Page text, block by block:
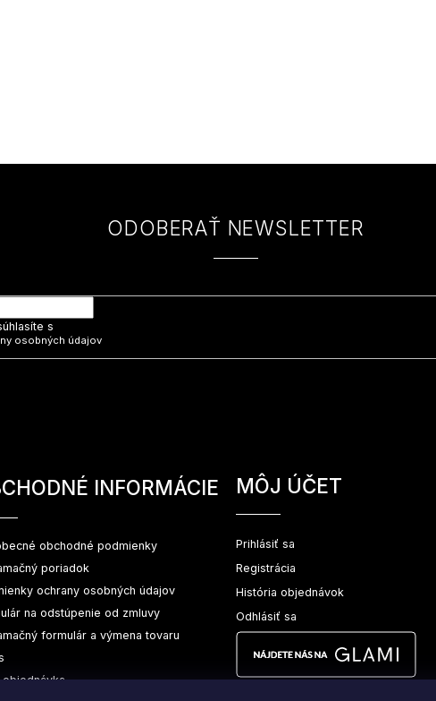
ODOBERAŤ NEWSLETTER
s
osobných údajov
INFORMÁCIE
obchodné podmienky
poriadok
ochrany osobných údajov
na odstúpenie od zmluvy
formulár a výmena tovaru
MÔJ ÚČET
Prihlásiť sa
Registrácia
História objednávok
Odhlásiť sa